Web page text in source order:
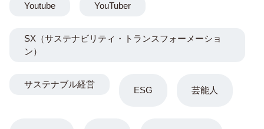
ESG 芸能人
Youtube YouTuber
SX（サステナビリティ・トランスフォーメーショ
ン）
サステナブル経営